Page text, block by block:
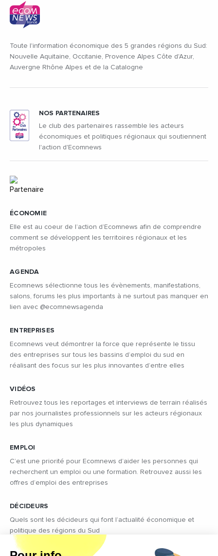
Toute l'information économique des 5 grandes régions du Sud:
Nouvelle Aquitaine, Occitanie, Provence Alpes Côte d'Azur,
Auvergne Rhône Alpes et de la Catalogne
ÉCONOMIE
Elle est au coeur de l’action d’Ecomnews afin de comprendre
comment se développent les territoires régionaux et les
métropoles
AGENDA
Ecomnews sélectionne tous les évènements, manifestations,
salons, forums les plus importants à ne surtout pas manquer en
lien avec @ecomnewsagenda
ENTREPRISES
Ecomnews veut démontrer la force que représente le tissu
des entreprises sur tous les bassins d’emploi du sud en
réalisant des focus sur les plus innovantes d’entre elles
VIDÉOS
Retrouvez tous les reportages et interviews de terrain réalisés
par nos journalistes professionnels sur les acteurs régionaux
les plus dynamiques
EMPLOI
C’est une priorité pour Ecomnews d’aider les personnes qui
recherchent un emploi ou une formation. Retrouvez aussi les
offres d’emploi des entreprises
DÉCIDEURS
Quels sont les décideurs qui font l’actualité économique et
politique des régions du Sud
NOS PARTENAIRES
Le club des partenaires rassemble les acteurs
économiques et politiques régionaux qui soutiennent
l'action d'Ecomnews